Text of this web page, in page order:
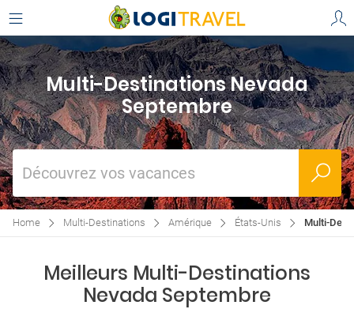
Multi-Destinations Nevada
Septembre
Découvrez vos vacances
Home Multi-Destinations Amérique États-Unis Multi-
Meilleurs Multi-Destinations
Nevada Septembre